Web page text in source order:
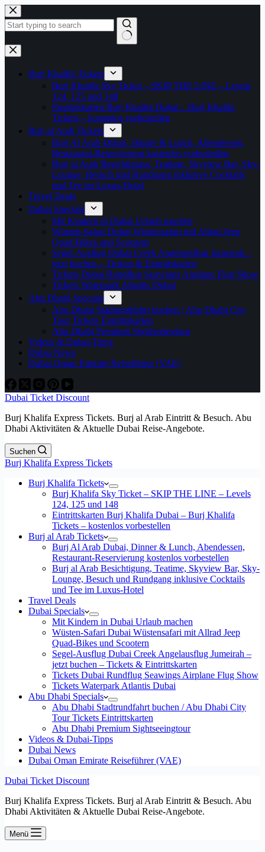
Zum
Inhalt
springen
Keine
Ergebnisse
Burj Khalifa Tickets
Burj Khalifa Sky Ticket – SKIP THE LINE – Levels
124, 125 und 148
Eintrittskarten Burj Khalifa Dubai – Burj Khalifa
Tickets – kostenlos vorbestellen
Burj al Arab Tickets
Burj Al Arab Dubai, Dinner & Lunch, Abendessen,
Restaurant-Reservierung kostenlos vorbestellen
Burj al Arab Besichtigung, Teatime, Skyview Bar, Sky-
Lounge, Besuch und Rundgang inklusive Cocktails
und Tee im Luxus-Hotel
Travel Deals
Dubai Specials
Mit Kindern in Dubai Urlaub machen
Wüsten-Safari Dubai Wüstensafari mit Allrad Jeep
Quad-Bikes und Scootern
Segel-Ausflug Dubai Creek Angelausflug Jumeirah –
jetzt buchen – Tickets & Eintrittskarten
Tickets Dubai Rundflug Seawings Airplane Flug Show
Tickets Waterpark Atlantis Dubai
Abu Dhabi Specials
Abu Dhabi Stadtrundfahrt buchen / Abu Dhabi City
Tour Tickets Eintrittskarten
Abu Dhabi Premium Sightseeingtour
Videos & Dubai-Tipps
Dubai News
Dubai Oman Emirate Reiseführer (VAE)
Dubai Ticket Discount
Burj Khalifa Express Tickets. Burj al Arab Eintritt & Besuch. Abu
Dhabi Aktivitäten & Aktuelle Dubai Reise-Angebote.
Suchen
Burj Khalifa Express Tickets
Burj Khalifa Tickets
Burj Khalifa Sky Ticket – SKIP THE LINE – Levels
124, 125 und 148
Eintrittskarten Burj Khalifa Dubai – Burj Khalifa
Tickets – kostenlos vorbestellen
Burj al Arab Tickets
Burj Al Arab Dubai, Dinner & Lunch, Abendessen,
Restaurant-Reservierung kostenlos vorbestellen
Burj al Arab Besichtigung, Teatime, Skyview Bar, Sky-
Lounge, Besuch und Rundgang inklusive Cocktails
und Tee im Luxus-Hotel
Travel Deals
Dubai Specials
Mit Kindern in Dubai Urlaub machen
Wüsten-Safari Dubai Wüstensafari mit Allrad Jeep
Quad-Bikes und Scootern
Segel-Ausflug Dubai Creek Angelausflug Jumeirah –
jetzt buchen – Tickets & Eintrittskarten
Tickets Dubai Rundflug Seawings Airplane Flug Show
Tickets Waterpark Atlantis Dubai
Abu Dhabi Specials
Abu Dhabi Stadtrundfahrt buchen / Abu Dhabi City
Tour Tickets Eintrittskarten
Abu Dhabi Premium Sightseeingtour
Videos & Dubai-Tipps
Dubai News
Dubai Oman Emirate Reiseführer (VAE)
Dubai Ticket Discount
Burj Khalifa Express Tickets. Burj al Arab Eintritt & Besuch. Abu
Dhabi Aktivitäten & Aktuelle Dubai Reise-Angebote.
Menü